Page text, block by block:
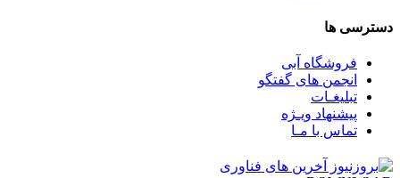
دسترسی ها
فروشگاه آبی
انجمن های گفتگو
تبلیغـات
پیشنهاد ویـژه
تماس با مـا